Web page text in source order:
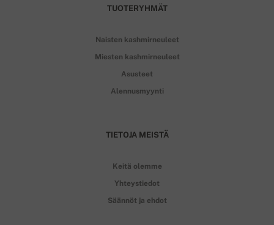
TUOTERYHMÄT
Naisten kashmirneuleet
Miesten kashmirneuleet
Asusteet
Alennusmyynti
TIETOJA MEISTÄ
Keitä olemme
Yhteystiedot
Säännöt ja ehdot